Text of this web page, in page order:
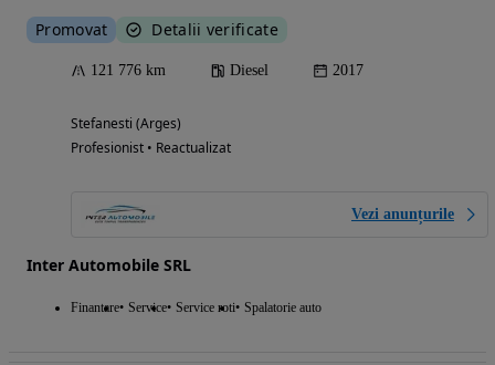
Promovat Detalii verificate
121 776 km Diesel 2017
Stefanesti (Arges)
Profesionist • Reactualizat
Vezi anunțurile
Inter Automobile SRL
Finantare Service Service roti Spalatorie auto